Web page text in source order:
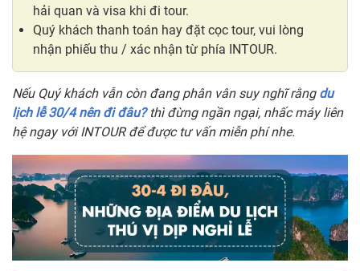
hải quan và visa khi đi tour.
Quý khách thanh toán hay đặt cọc tour, vui lòng
nhận phiếu thu / xác nhận từ phía INTOUR.
Nếu Quý khách vẫn còn đang phân vân suy nghĩ rằng du
lịch lễ 30/4 nên đi đâu?thì đừng ngần ngại, nhấc máy liên
hệ ngay với INTOUR để được tư vấn miễn phí nhe.